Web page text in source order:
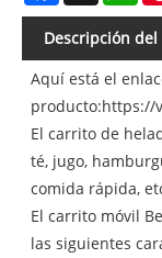
Descripción
Aquí está el
producto:https://
El carrito de
té, jugo,
comida rápida,
El carrito móvil
las siguientes